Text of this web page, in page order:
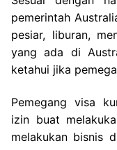
pemerintah
pesiar, liburan,
yang ada di
ketahui jika
Pemegang visa
izin buat
melakukan bisnis